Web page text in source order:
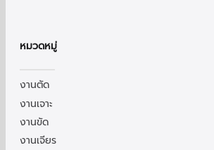
หมวดหมู่
งานตัด
งานเจาะ
งานขัด
งานเจียร